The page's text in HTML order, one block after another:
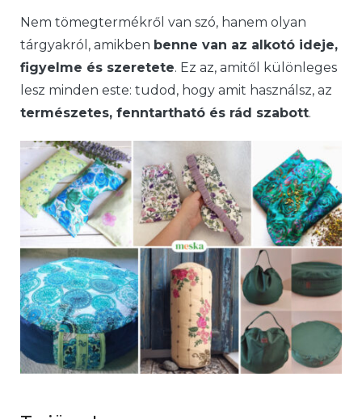
Nem tömegtermékről van szó, hanem olyan
tárgyakról, amikben benne van az alkotó ideje,
figyelme és szeretete. Ez az, amitől különleges
lesz minden este: tudod, hogy amit használsz, az
természetes, fenntartható és rád szabott.